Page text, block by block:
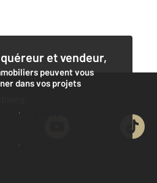
et vendeur,
peuvent vous
dans vos projets
l'agence
une estimation